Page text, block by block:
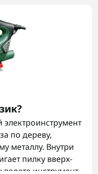
по дереву,
металлу. Внутри
пилку вверх-
инструмент